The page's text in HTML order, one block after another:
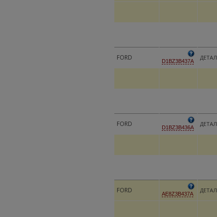
FORD D1BZ3B437A
FORD D1BZ3B436A
FORD AE8Z3B437A